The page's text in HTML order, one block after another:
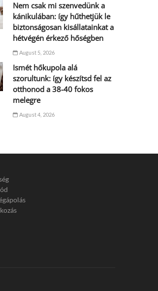
Nem csak mi szenvedünk a
kánikulában: így hűthetjük le
biztonságosan kisállatainkat a
hétvégén érkező hőségben
August 5, 2026
Ismét hőkupola alá
szorultunk: így készítsd fel az
otthonod a 38-40 fokos
melegre
August 4, 2026